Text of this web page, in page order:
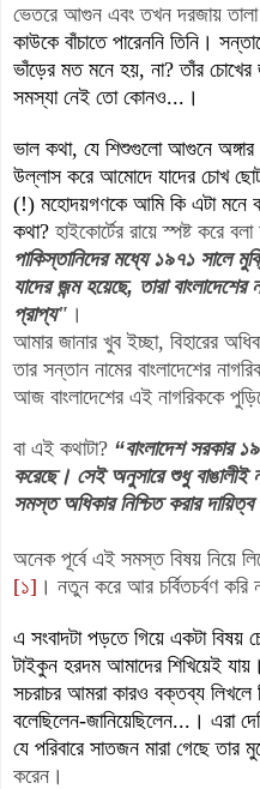
ভেতরে আগুন এবং তখনদরজায়
কাউকে বাঁচাতে পারেননি তিনি।
ভাঁড়ের মত মনে হয়, না? তাঁর চোখের
সমস্যা নেই তো কোনও...।
ভাল কথা, যে শিশুগুলো আগুনে অঙ্গার
উল্লাস করে আমোদে যাদের চোখ
(!) মহোদয়গণকে আমি কি এটা মনে
কথা? হাইকোর্টের রায়ে স্পষ্ট করে
পাকিস্তানিদের মধ্যে ১৯৭১ সালে
যাদের জন্ম হয়েছে, তারা বাংলাদেশের
প্রাপ্য" ।
আমার জানার খুব ইচ্ছা, বিহারের
তার সন্তান নামের বাংলাদেশের
আজ বাংলাদেশের এই নাগরিককে
বা এই কথাটা? “বাংলাদেশ সরকার
করেছে। সেই অনুসারে শুধু বাঙালীই
সমস্তঅধিকার নিশ্চিত করার দায়িত্ব
অনেক পূর্বে এই সমস্ত বিষয় নিয়ে
[১] । নতুন করে আর চর্বিতচর্বণ করি
এ সংবাদটা পড়তে গিয়ে একটা
টাইকুন হরদম আমাদের শিখিয়েই
সচরাচর আমরা কারও বক্তব্য লিখলে
বলেছিলেন-জানিয়েছিলেন...। এরা
যে পরিবারে সাতজন মারা গেছে তার
করেন।